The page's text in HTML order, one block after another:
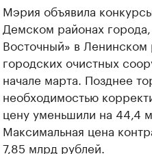
Мэрия объявила
Демском районах
Восточный» в Ленинском
городских очистных
начале марта. Позднее
необходимостью
цену уменьшили на 44,4
Максимальная цена
7,85 млрд рублей.